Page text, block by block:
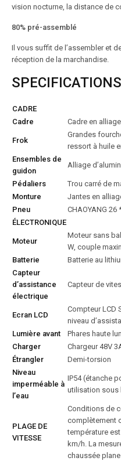
vision nocturne, la distance de
80% pré-assemblé
Il vous suffit de l’assembler et
réception de la marchandise.
SPECIFICATIONS
CADRE
Cadre
Cadre en
Frok
Grandes
ressort à huile
Ensembles de
guidon
Alliage
Pédaliers
Trou carré de
Monture
Jantes en
Pneu
CHAOYANG 26
ÉLECTRONIQUE
Moteur
Moteur sans
W, couple
Batterie
Batterie au
Capteur
d’assistance
électrique
Capteur de
Ecran LCD
Compteur LCD
niveau
Lumière avant
Phares haute
Charger
Chargeur 48V
Étrangler
Demi-torsion
Niveau
imperméable à
l’eau
IP54 (étanche
utilisation sous
PLAGE DE
VITESSE
Conditions de
complètement
température
km/h. La
chaussée plane